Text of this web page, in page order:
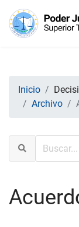
Inicio
Archivo